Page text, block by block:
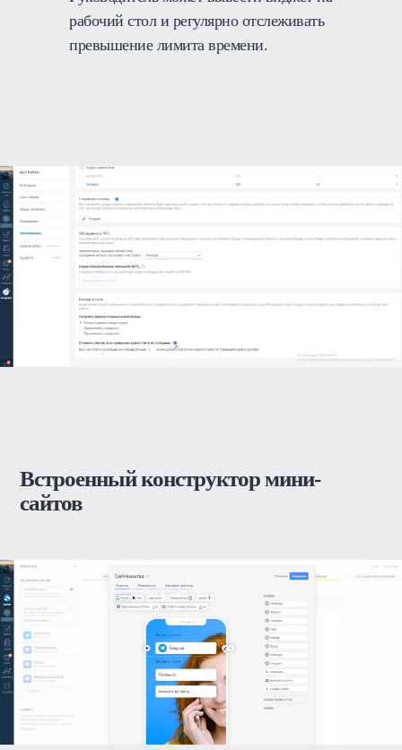
рабочий стол и регулярно отслеживать
превышение лимита времени.
Встроенный конструктор мини-
сайтов